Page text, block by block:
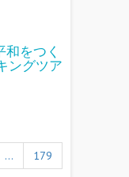
をつく
ングツア
…
179